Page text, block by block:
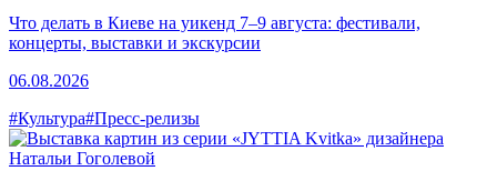
Что делать в Киеве на уикенд 7–9 августа: фестивали,
концерты, выставки и экскурсии
06.08.2026
#Культура#Пресс-релизы